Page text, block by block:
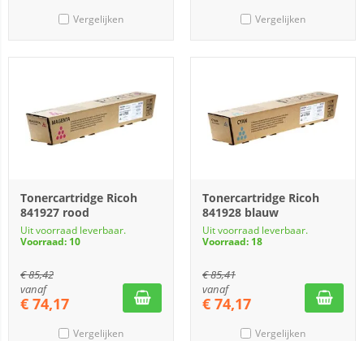
Vergelijken Vergelijken
Tonercartridge Ricoh
841927 rood
Uit voorraad leverbaar.
Voorraad: 10
€85,42
vanaf
€ 74,17
Vergelijken
Tonercartridge Ricoh
841928 blauw
Uit voorraad leverbaar.
Voorraad: 18
€85,41
vanaf
€ 74,17
Vergelijken